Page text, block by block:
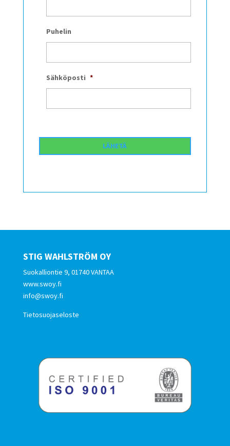
Puhelin
Sähköposti *
STIG WAHLSTRÖM OY
Suokalliontie 9, 01740 VANTAA
www.swoy.fi
info@swoy.fi
Tietosuojaseloste